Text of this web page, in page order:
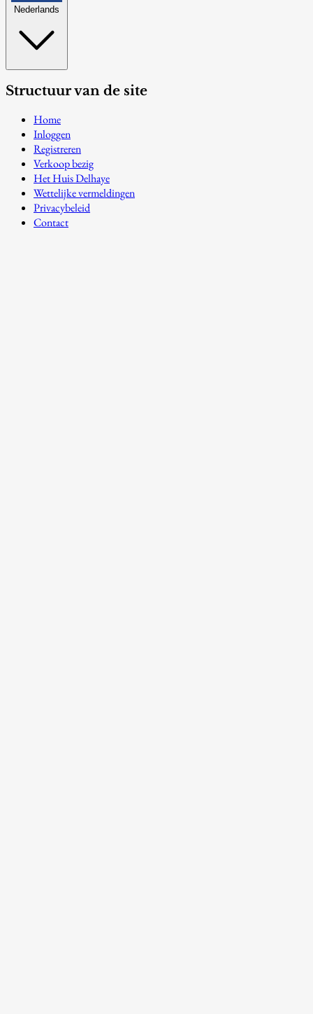
Nederlands
Structuur van de site
Home
Inloggen
Registreren
Verkoop bezig
Het Huis Delhaye
Wettelijke vermeldingen
Privacybeleid
Contact